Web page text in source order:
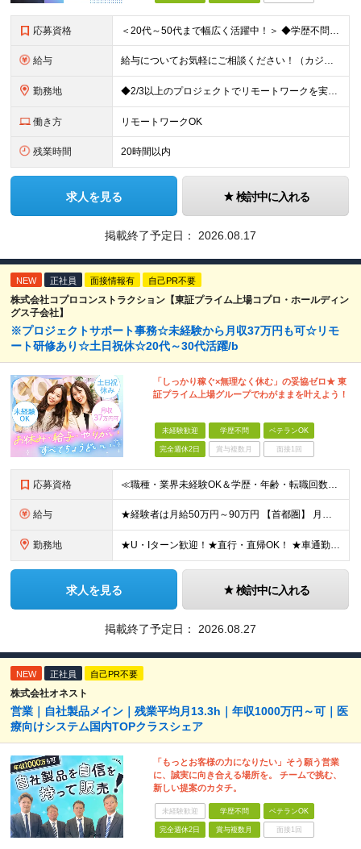
応募資格 ＜20代～50代まで幅広く活躍中！＞ ◆学歴不問 ◆何らかのインフラ関連の実務経験 ★経験年数不問/運用監視レベルも歓迎 ＜こんな方は大歓迎！＞ ◎今の収入に不満がある ◎もっと上流の案件で活躍した
給与 給与についてお気軽にご相談ください！（カジュアル面談可能） 月給35万円～＋各種手当＋賞与2回 ※固定残業代は、時間外労働の有無に関わらず40時間分を87,500円～支給 ※超過分は別途支給 ※試用
勤務地 ◆2/3以上のプロジェクトでリモートワークを実施中！ ≪自社拠点≫ ・東京本社／東京都千代田区丸の内二丁目6番1号 丸の内パークビルディング6階 ・関西支社／⼤阪府⼤阪市中央区安⼟町2-3-13 ⼤
働き方 リモートワークOK
残業時間 20時間以内
求人を見る 検討中に入れる
掲載終了予定日： 2026.08.17
NEW 正社員 面接情報有 自己PR不要
株式会社コプロコンストラクション【東証プライム上場コプロ・ホールディン
グス子会社】
※プロジェクトサポート事務☆未経験から月収37万円も可☆リモ
ート研修あり☆土日祝休☆20代～30代活躍/b
「しっかり稼ぐ×無理なく休む」の妥協ゼロ★ 東
証プライム上場グループでわがままを叶えよう！
未経験歓迎 学歴不問 ベテランOK
完全週休2日 賞与複数月 面接1回
応募資格 ≪職種・業界未経験OK＆学歴・年齢・転職回数不問≫ ◆第二新卒歓迎 ◆社会人経験不問 ◆資格不問 ※新卒の方もご応募可能！ （待遇・募集要項等は別途ご案内いたします） ※入社時期は柔軟に対応します！半
給与 ★経験者は月給50万円～90万円 【首都圏】 月給30万1230円〜 ⇒基本22万7000円+地域6万4230円+皆勤1万円 【群馬/栃木/茨城】 月給28万1090円〜 ⇒基本23万4000円+
勤務地 ★U・Iターン歓迎！★直行・直帰OK！ ★車通勤可能のエリアもあり！★出張なしの働き方も可能 全国47都道府県の各プロジェクト（転勤なし！勤務地に対する希望も実現可能！） 「自宅から1時間以内で通え
求人を見る 検討中に入れる
掲載終了予定日： 2026.08.27
NEW 正社員 自己PR不要
株式会社オネスト
営業｜自社製品メイン｜残業平均月13.3h｜年収1000万円～可｜医
療向けシステム国内TOPクラスシェア
「もっとお客様の力になりたい」そう願う営業
に、誠実に向き合える場所を。 チームで挑む、
新しい提案のカタチ。
未経験歓迎 学歴不問 ベテランOK
完全週休2日 賞与複数月 面接1回